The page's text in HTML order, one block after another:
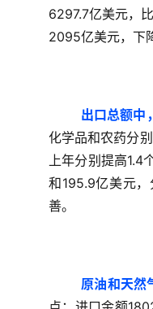
6297.7亿美元，
2095亿美元，下
出口总额中
化学品和农药分
上年分别提高1.4
和195.9亿美元
善。
原油和天然